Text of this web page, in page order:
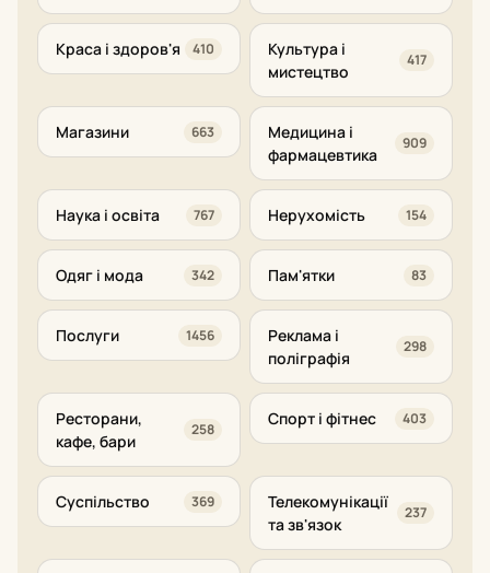
Краса і здоров'я 410
Культура і
мистецтво
417
Магазини 663
Медицина і
фармацевтика
909
Наука і освіта 767 Нерухомість 154
Одяг і мода 342 Пам'ятки 83
Послуги 1456
Реклама і
поліграфія
298
Ресторани,
кафе, бари
258
Спорт і фітнес 403
Суспільство 369
Телекомунікації
та зв'язок
237